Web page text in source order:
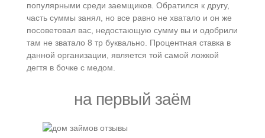
популярными среди заемщиков. Обратился к другу,
часть суммы занял, но все равно не хватало и он же
посоветовал вас, недостающую сумму вы и одобрили
там не зватало 8 тр буквально. Процентная ставка в
данной организации, является той самой ложкой
дегтя в бочке с медом.
на первый заём